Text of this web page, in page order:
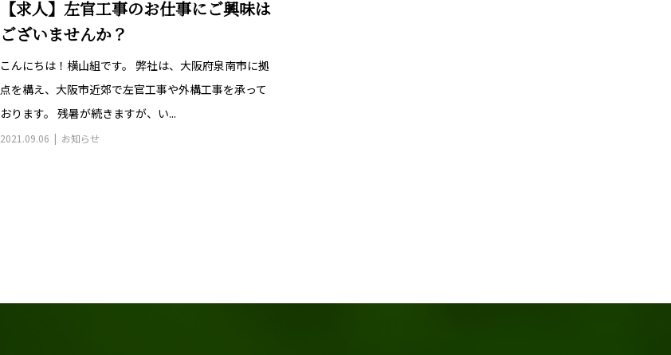
【求人】左官工事のお仕事にご興味は
ございませんか？
こんにちは！横山組です。 弊社は、大阪府泉南市に拠
点を構え、大阪市近郊で左官工事や外構工事を承って
おります。 残暑が続きますが、い...
2021.09.06 お知らせ